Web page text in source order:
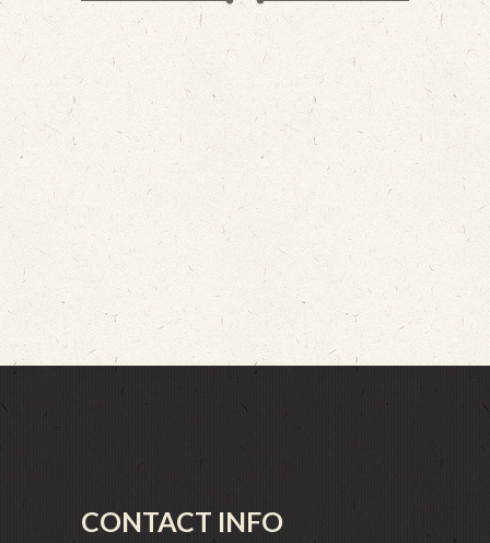
CONTACT INFO